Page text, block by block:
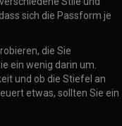
sich die Passform je
die Sie
ein wenig darin um.
und ob die Stiefel an
etwas, sollten Sie ein